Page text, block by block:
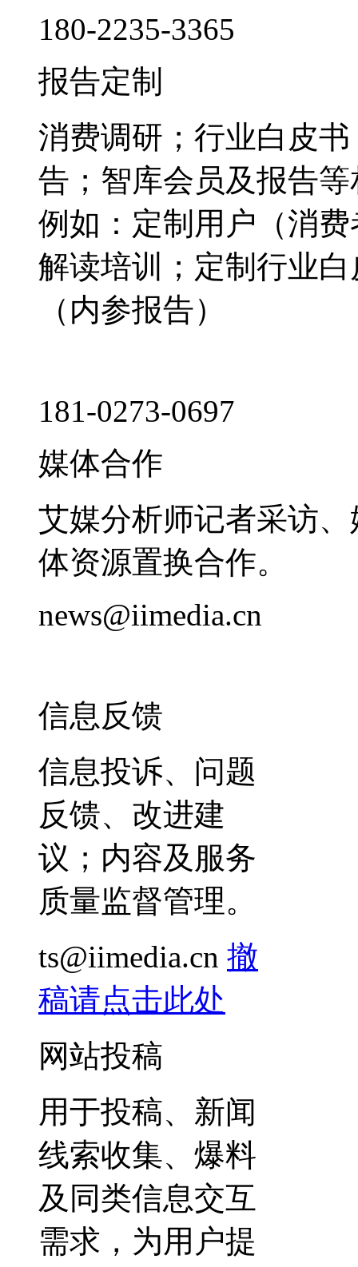
180-2235-3365
报告定制
消费调研；行业白皮
告；智库会员及报告
例如：定制用户（消
解读培训；定制行业
（内参报告）
181-0273-0697
媒体合作
艾媒分析师记者采访
体资源置换合作。
news@iimedia.cn
信息反馈
信息投诉、问题
反馈、改进建
议；内容及服务
质量监督管理。
ts@iimedia.cn 撤
稿请点击此处
网站投稿
用于投稿、新闻
线索收集、爆料
及同类信息交互
需求，为用户提